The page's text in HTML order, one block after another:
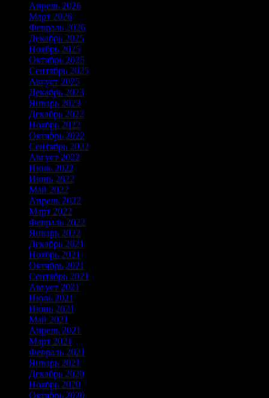
Апрель 2026
Март 2026
Февраль 2026
Декабрь 2025
Ноябрь 2025
Октябрь 2025
Сентябрь 2025
Август 2025
Декабрь 2023
Январь 2023
Декабрь 2022
Ноябрь 2022
Октябрь 2022
Сентябрь 2022
Август 2022
Июль 2022
Июнь 2022
Май 2022
Апрель 2022
Март 2022
Февраль 2022
Январь 2022
Декабрь 2021
Ноябрь 2021
Октябрь 2021
Сентябрь 2021
Август 2021
Июль 2021
Июнь 2021
Май 2021
Апрель 2021
Март 2021
Февраль 2021
Январь 2021
Декабрь 2020
Ноябрь 2020
Октябрь 2020